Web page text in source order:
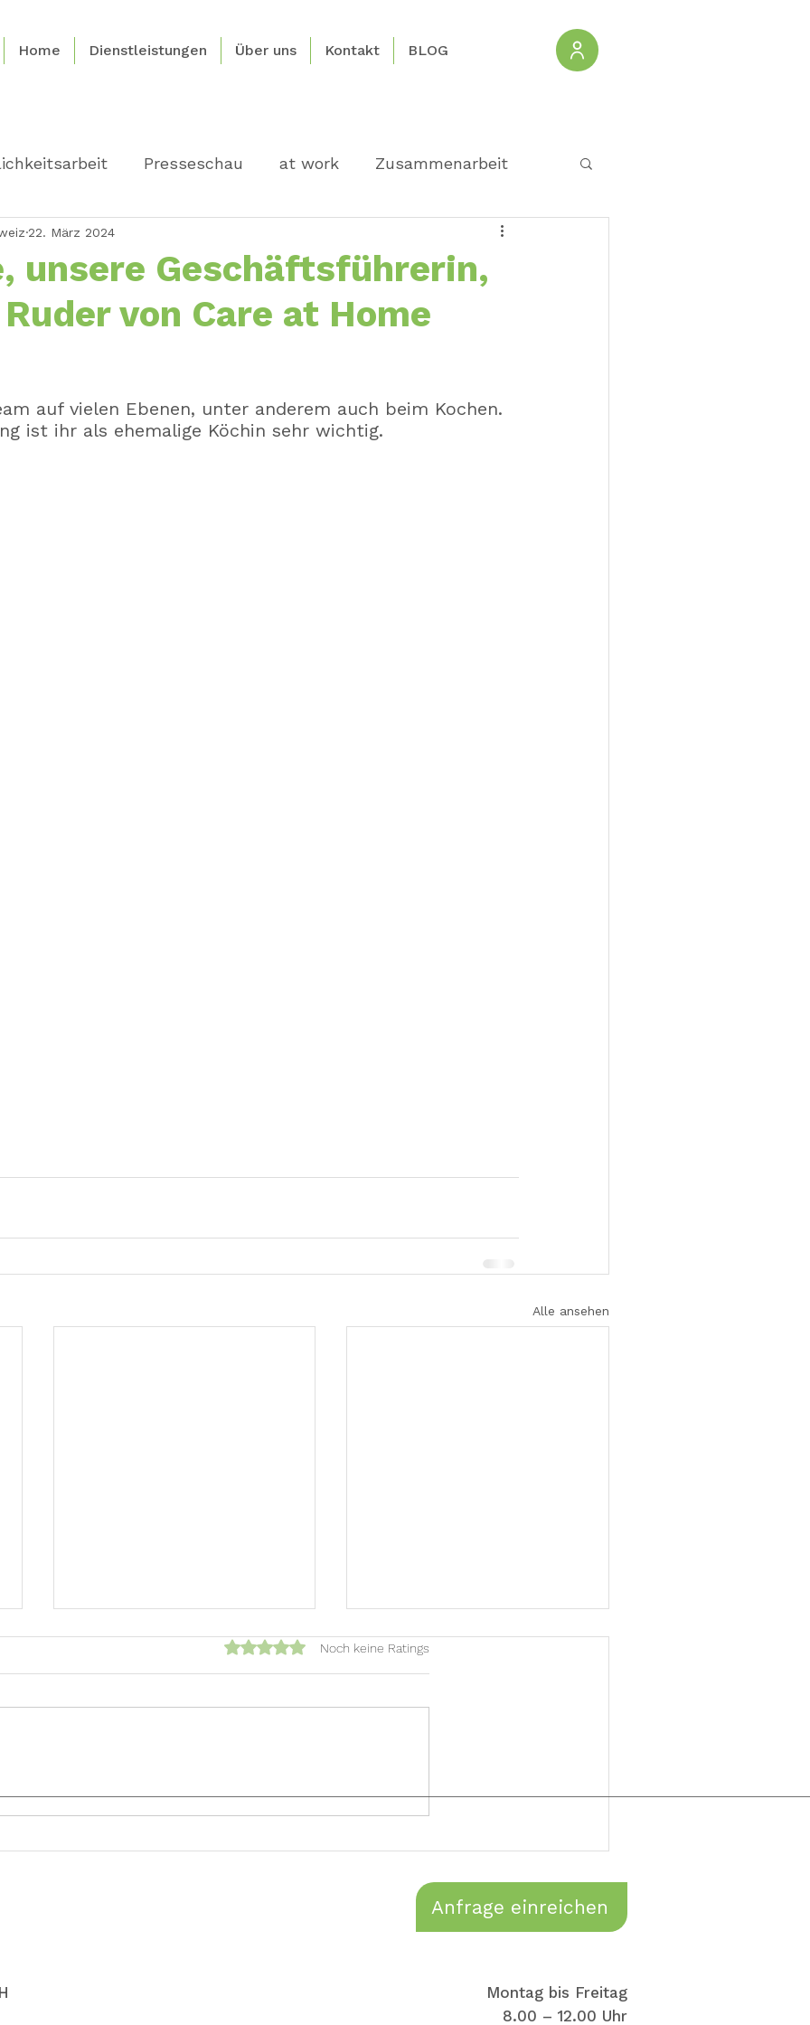
Home Dienstleistungen Über uns Kontakt BLOG
Presseschau at work Zusammenarbeit
unsere Geschäftsführerin,
von Care at Home
22. März 2024
bewertet.
auf vielen Ebenen, unter anderem auch beim Kochen.
ist ihr als ehemalige Köchin sehr wichtig.
Alle ansehen
Mit 0 von 5 Sternen bewertet.
Noch keine Ratings
Anfrage einreichen
Montag bis Freitag
8.00 – 12.00 Uhr